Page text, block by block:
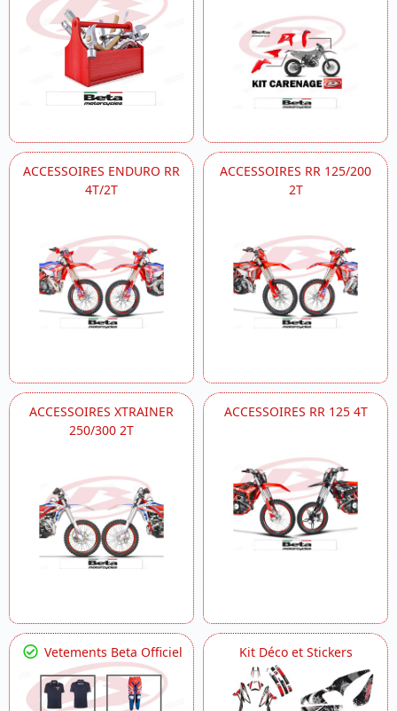
ACCESSOIRES ENDURO RR
4T/2T
ACCESSOIRES RR 125/200
2T
ACCESSOIRES XTRAINER
250/300 2T
ACCESSOIRES RR 125 4T
Vetements Beta Officiel Kit Déco et Stickers